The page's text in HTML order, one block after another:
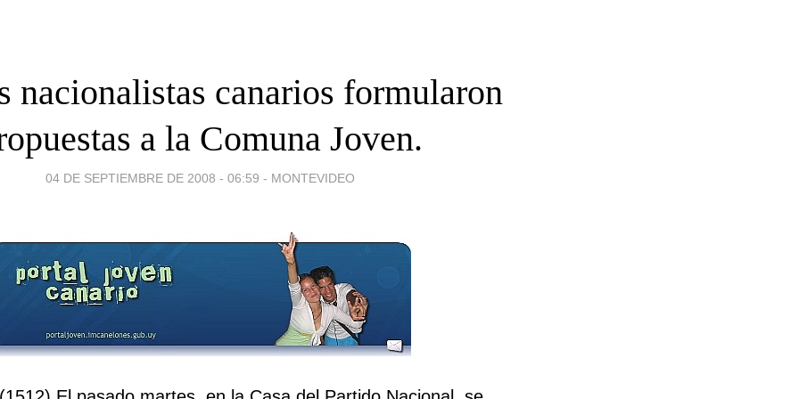
nacionalistas canarios formularon
a la Comuna Joven.
04 DE SEPTIEMBRE DE 2008 - 06:59 - MONTEVIDEO